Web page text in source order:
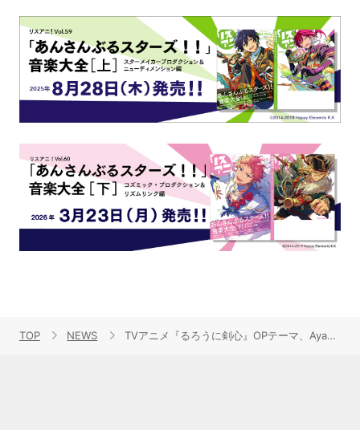
TOP NEWS TVアニメ『るろうに剣心』OPテーマ、Ayase✕R-指定「飛天」CDリリース決定！